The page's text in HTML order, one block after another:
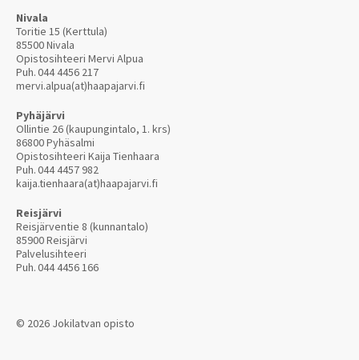
Nivala
Toritie 15 (Kerttula)
85500 Nivala
Opistosihteeri Mervi Alpua
Puh.044 4456 217
mervi.alpua(at)haapajarvi.fi
Pyhäjärvi
Ollintie 26 (kaupungintalo, 1. krs)
86800 Pyhäsalmi
Opistosihteeri Kaija Tienhaara
Puh.044 4457 982
kaija.tienhaara(at)haapajarvi.fi
Reisjärvi
Reisjärventie 8 (kunnantalo)
85900 Reisjärvi
Palvelusihteeri
Puh.044 4456 166
© 2026 Jokilatvan opisto